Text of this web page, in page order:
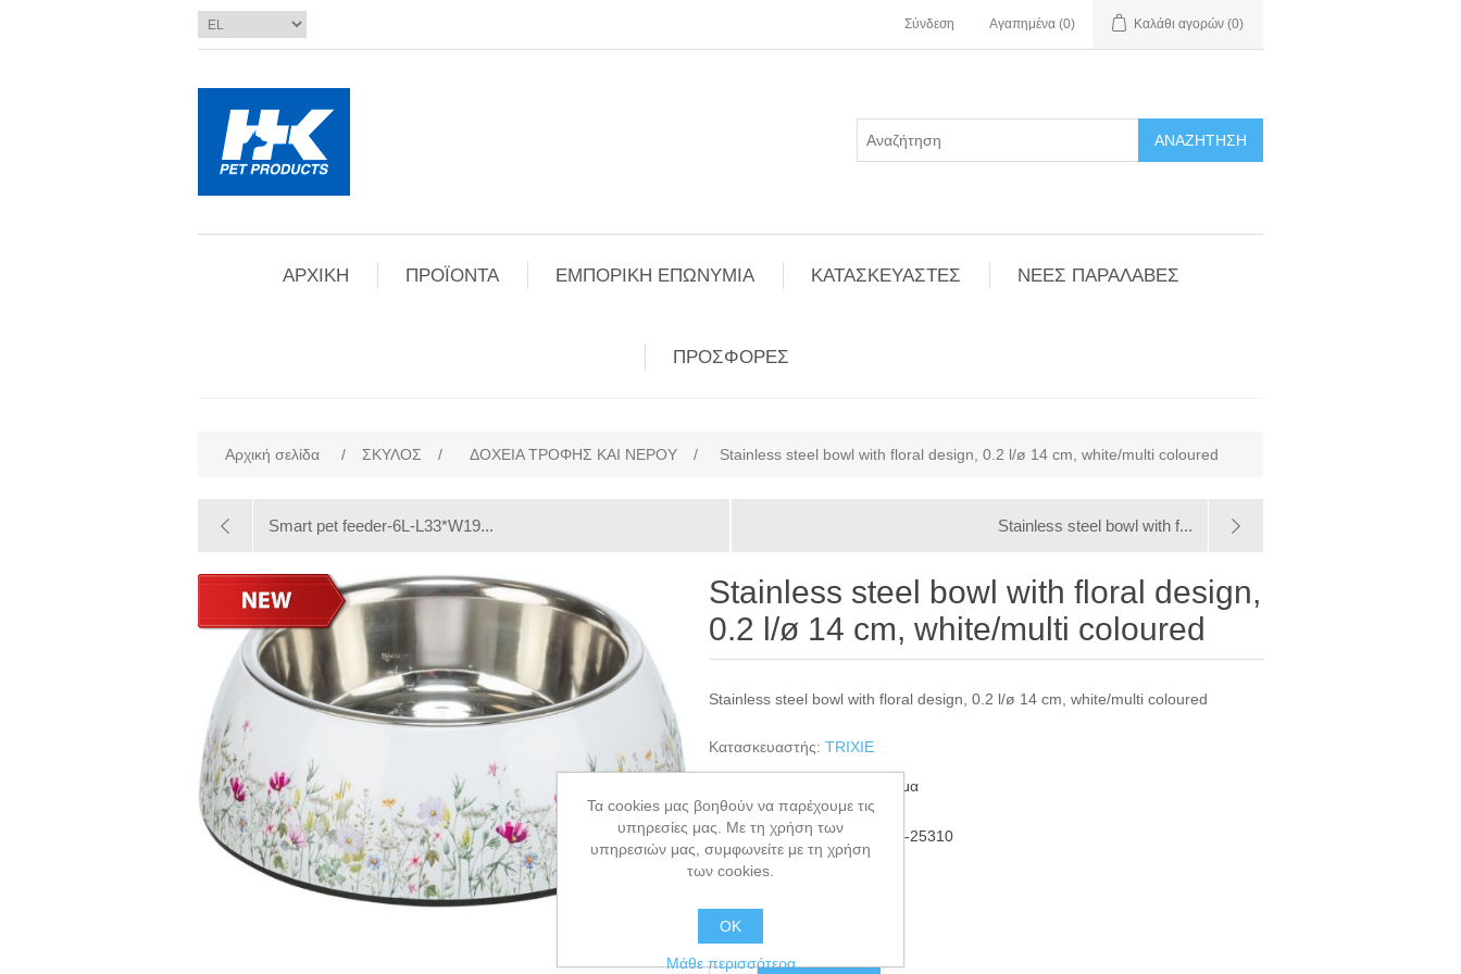
Σύνδεση Αγαπημένα (0) Καλάθι αγορών (0)
ΑΝΑΖΉΤΗΣΗ
ΑΡΧΙΚΗ ΠΡΟΪΟΝΤΑ ΕΜΠΟΡΙΚΗ ΕΠΩΝΥΜΙΑ ΚΑΤΑΣΚΕΥΑΣΤΕΣ ΝΕΕΣ ΠΑΡΑΛΑΒΕΣ
ΠΡΟΣΦΟΡΕΣ
Αρχική σελίδα / ΣΚΥΛΟΣ / ΔΟΧΕΙΑ ΤΡΟΦΗΣ ΚΑΙ ΝΕΡΟΥ / Stainless steel bowl with floral design, 0.2 l/ø 14 cm, white/multi coloured
Smart pet feeder-6L-L33*W19... Stainless steel bowl with f...
Stainless steel bowl with floral design,
0.2 l/ø 14 cm, white/multi coloured
Stainless steel bowl with floral design, 0.2 l/ø 14 cm, white/multi coloured
Κατασκευαστής: TRIXIE
27 σε απόθεμα
ΚΩΔΙΚΟΣ ΠΡΟΪΟΝΤΟΣ:
TRI-25310
GTIN:
4011905477404
€7,50
+ΚΑΛΆΘΙ
Τα cookies μας βοηθούν να παρέχουμε τις
υπηρεσίες μας. Με τη χρήση των
υπηρεσιών μας, συμφωνείτε με τη χρήση
των cookies.
ΟΚ
Μάθε περισσότερα